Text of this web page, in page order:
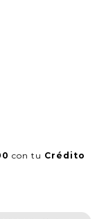
con tu Crédito